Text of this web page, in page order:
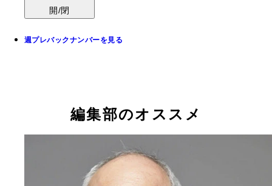
開/閉
週プレバックナンバーを見る
編集部のオススメ